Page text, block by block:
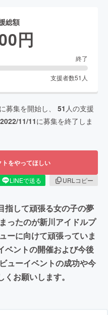
総額
円
終了
支援者数51 人
に募集を開始し、 51 人の支援
2022/11/11に募集を終了しま
をやってほしい
LINEで送る
URLコピー
指して頑張る女の子の夢
ったのが新川アイドルプ
ーに向けて頑張っていま
ベントの開催および今後
ューイベントの成功や今
お願いします。